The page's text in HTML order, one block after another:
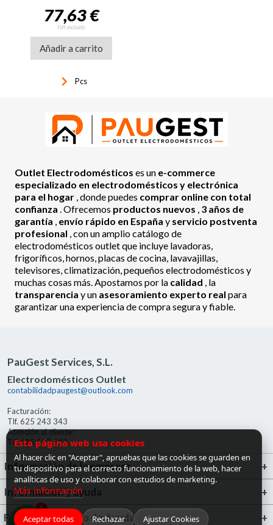
77,63 €
IVA incluido
Añadir a carrito
keyboard_arrow_right Pcs
Outlet Electrodomésticos es un e-commerce
especializado en electrodomésticos y electrónica
para el hogar , donde puedes comprar online con total
confianza . Ofrecemos productos nuevos , 3 años de
garantía , envío rápido en España y servicio postventa
profesional , con un amplio catálogo de
electrodomésticos outlet que incluye lavadoras,
frigoríficos, hornos, placas de cocina, lavavajillas,
televisores, climatización, pequeños electrodomésticos y
muchas cosas más. Apostamos por la calidad , la
transparencia y un asesoramiento experto real para
garantizar una experiencia de compra segura y fiable.
PauGest Services, S.L.
Electrodomésticos Outlet
contabilidadpaugest@outlook.com
Facturación:
Tlf. 625 243 343
Atención al cliente:
Tlf. 685 527 519
Información de la empresa
Información y ayuda
FrigoGas · Centro de Ayuda
1
Esta página web usa cookies
Al hacer clic en "Aceptar", apruebas que las cookies se guarden en
tu dispositivo para el correcto funcionamiento de la web, hacer
analíticas de uso y colaborar con estudios de marketing.
Más información
Aceptar todas Rechazar Ajustar Cookies